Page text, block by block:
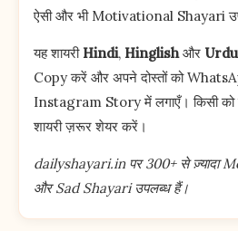
ऐसी और भी Motivational Shayari
यह शायरी Hindi, Hinglishऔर Urdu
Copy करें और अपने दोस्तों को
Instagram Story में लगाएँ। किसी को
शायरी ज़रूर शेयर करें।
dailyshayari.in पर 300+ से ज़्यादा
और Sad Shayari उपलब्ध हैं।